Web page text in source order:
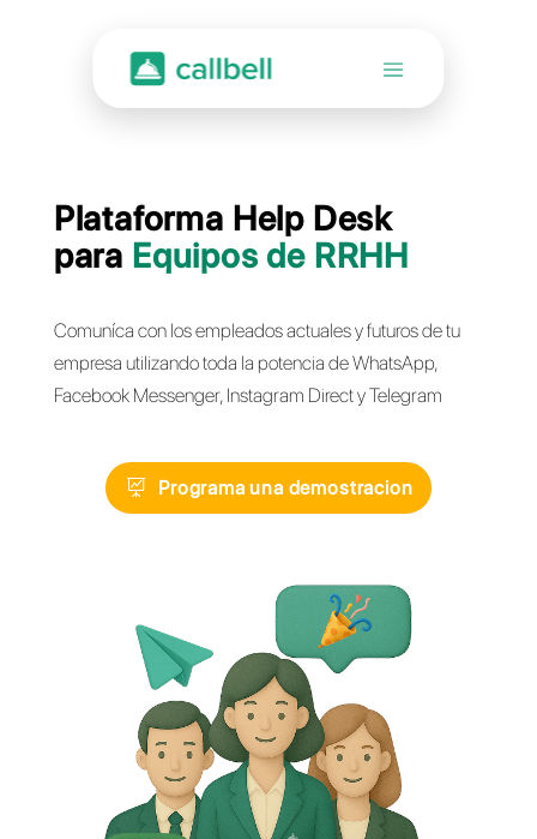
Plataforma Help Desk
paraEquipos de RRHH
Comuníca con los empleados actuales y futuros
Facebook Messenger, Instagram Direct y
Programa una demostracion